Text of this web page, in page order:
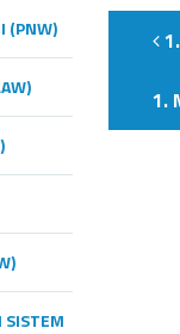
(PNW)
SISTEM
1.